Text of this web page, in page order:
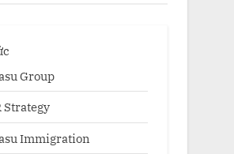
Group
Strategy
Immigration